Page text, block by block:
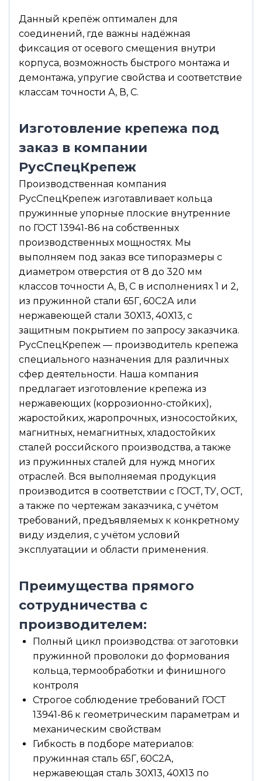
Данный крепёж оптимален для
соединений, где важны надёжная
фиксация от осевого смещения внутри
корпуса, возможность быстрого монтажа и
демонтажа, упругие свойства и соответствие
классам точности А, В, С.
Изготовление крепежа под
заказ в компании
РусСпецКрепеж
Производственная компания
РусСпецКрепеж изготавливает кольца
пружинные упорные плоские внутренние
по ГОСТ 13941-86 на собственных
производственных мощностях. Мы
выполняем под заказ все типоразмеры с
диаметром отверстия от 8 до 320 мм
классов точности А, В, С в исполнениях 1 и 2,
из пружинной стали 65Г, 60С2А или
нержавеющей стали 30Х13, 40Х13, с
защитным покрытием по запросу заказчика.
РусСпецКрепеж — производитель крепежа
специального назначения для различных
сфер деятельности. Наша компания
предлагает изготовление крепежа из
нержавеющих (коррозионно-стойких),
жаростойких, жаропрочных, износостойких,
магнитных, немагнитных, хладостойких
сталей российского производства, а также
из пружинных сталей для нужд многих
отраслей. Вся выполняемая продукция
производится в соответствии с ГОСТ, ТУ, ОСТ,
а также по чертежам заказчика, с учётом
требований, предъявляемых к конкретному
виду изделия, с учётом условий
эксплуатации и области применения.
Преимущества прямого
сотрудничества с
производителем:
Полный цикл производства: от заготовки
пружинной проволоки до формования
кольца, термообработки и финишного
контроля
Строгое соблюдение требований ГОСТ
13941-86 к геометрическим параметрам и
механическим свойствам
Гибкость в подборе материалов:
пружинная сталь 65Г, 60С2А,
нержавеющая сталь 30Х13, 40Х13 по